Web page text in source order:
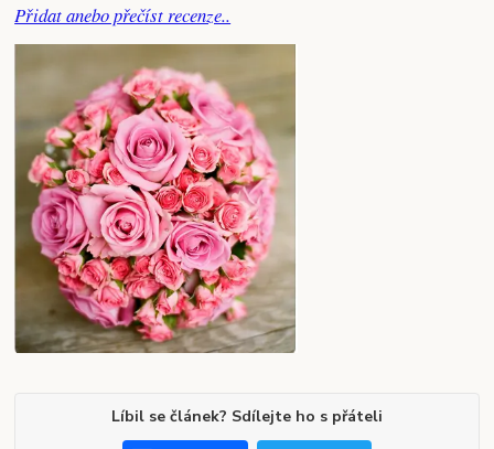
Přidat anebo přečíst recenze..
Líbil se článek? Sdílejte ho s přáteli